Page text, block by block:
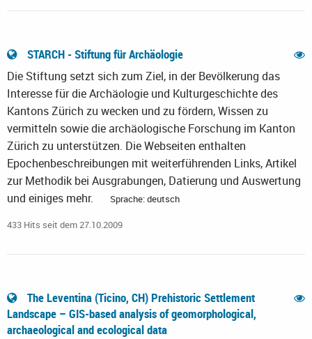
STARCH - Stiftung für Archäologie
Die Stiftung setzt sich zum Ziel, in der Bevölkerung das
Interesse für die Archäologie und Kulturgeschichte des
Kantons Zürich zu wecken und zu fördern, Wissen zu
vermitteln sowie die archäologische Forschung im Kanton
Zürich zu unterstützen. Die Webseiten enthalten
Epochenbeschreibungen mit weiterführenden Links, Artikel
zur Methodik bei Ausgrabungen, Datierung und Auswertung
und einiges mehr.
Sprache: deutsch
433 Hits seit dem 27.10.2009
The Leventina (Ticino, CH) Prehistoric Settlement
Landscape – GIS-based analysis of geomorphological,
archaeological and ecological data